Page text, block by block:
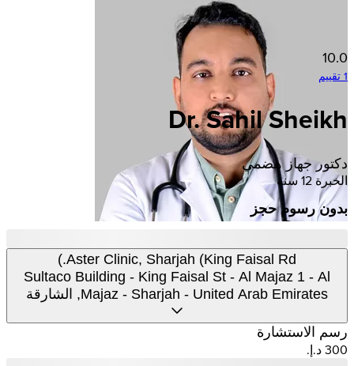
10.0
1 تقييم
Dr. Sahil Sheikh
دكتور جهاز هضمي
الخبرة 12 سنة
بدون رسوم حجز
Aster Clinic, Sharjah (King Faisal Rd.)
Sultaco Building - King Faisal St - Al Majaz 1 - Al
Majaz - Sharjah - United Arab Emirates, الشارقة
رسم الاستشارة